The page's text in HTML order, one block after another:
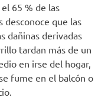
65 % de las
desconoce que las
dañinas derivadas
tardan más de un
en irse del hogar,
fume en el balcón o